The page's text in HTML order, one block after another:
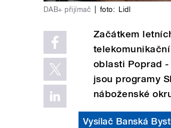
DAB+ přijímač foto: Lidl
Začátkem
oblasti Poprad
jsou programy
náboženské
Vysílač Banská